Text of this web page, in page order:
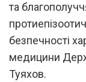
та
безпечності
медицини
Туяхов.